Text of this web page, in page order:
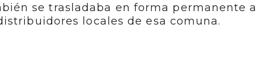
se trasladaba en forma permanente a
locales de esa comuna.